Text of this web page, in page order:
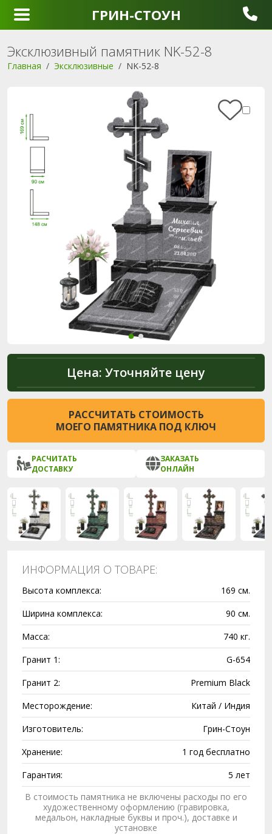
ГРИН-СТОУН
Эксклюзивный памятник NK-52-8
Главная Эксклюзивные NK-52-8
Цена: Уточняйте цену
РАССЧИТАТЬ СТОИМОСТЬ
МОЕГО ПАМЯТНИКА ПОД КЛЮЧ
РАСЧИТАТЬ
ДОСТАВКУ
ЗАКАЗАТЬ
ОНЛАЙН
ИНФОРМАЦИЯ О ТОВАРЕ:
Высота комплекса:
169 см.
Ширина комплекса:
90 см.
Масса:
740 кг.
Гранит 1:
G-654
Гранит 2:
Premium Black
Месторождение:
Китай / Индия
Изготовитель:
Грин-Стоун
Хранение:
1 год бесплатно
Гарантия:
5 лет
В стоимость памятника не включены расходы по его
художественному оформлению (гравировка,
медальон, накладные буквы и проч.), доставке и
установке